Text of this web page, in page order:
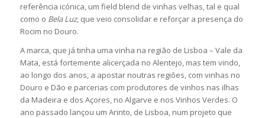
referência icónica, um field blend de vinhas velhas, tal e qual
como o Bela Luz, que veio consolidar e reforçar a presença do
Rocim no Douro.
A marca, que já tinha uma vinha na região de Lisboa – Vale da
Mata, está fortemente alicerçada no Alentejo, mas tem vindo,
ao longo dos anos, a apostar noutras regiões, com vinhas no
Douro e Dão e parcerias com produtores de vinhos nas ilhas
da Madeira e dos Açores, no Algarve e nos Vinhos Verdes. O
ano passado lançou um Arinto, de Lisboa, num projeto que